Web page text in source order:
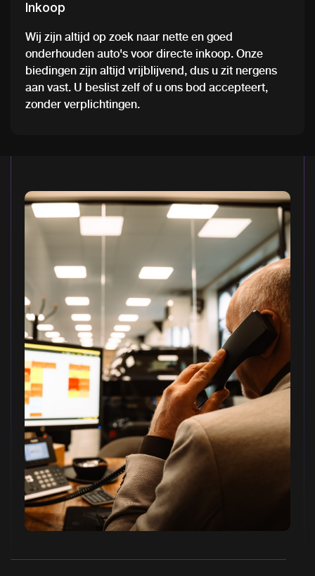
Inkoop
Wij zijn altijd op zoek naar nette en goed
onderhouden auto's voor directe inkoop. Onze
biedingen zijn altijd vrijblijvend, dus u zit nergens
aan vast. U beslist zelf of u ons bod accepteert,
zonder verplichtingen.